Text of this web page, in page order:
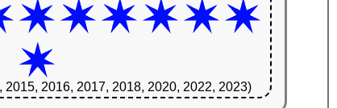
2016, 2017, 2018, 2020, 2022, 2023)